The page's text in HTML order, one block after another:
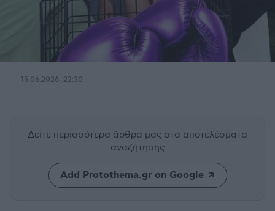
15.06.2026, 22:30
Δείτε περισσότερα άρθρα μας στα αποτελέσματα
αναζήτησης
Add Protothema.gr on Google